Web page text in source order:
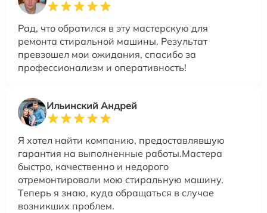
Рад, что обратился в эту мастерскую для
ремонта стиральной машины. Результат
превзошел мои ожидания, спасибо за
профессионализм и оперативность!
Ильинский Андрей
Я хотел найти компанию, предоставлявшую
гарантия на выполненные работы.Мастера
быстро, качественно и недорого
отремонтировали мою стиральную машину.
Теперь я знаю, куда обращаться в случае
возникших проблем.